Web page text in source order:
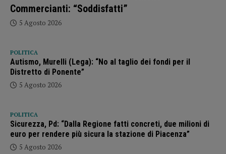
Commercianti: “Soddisfatti”
5 Agosto 2026
POLITICA
Autismo, Murelli (Lega): “No al taglio dei fondi per il
Distretto di Ponente”
5 Agosto 2026
POLITICA
Sicurezza, Pd: “Dalla Regione fatti concreti, due milioni di
euro per rendere più sicura la stazione di Piacenza”
5 Agosto 2026